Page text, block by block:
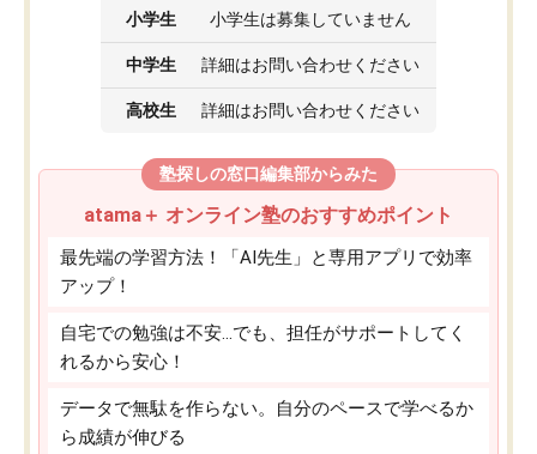
小学生 小学生は募集していません
中学生 詳細はお問い合わせください
高校生 詳細はお問い合わせください
塾探しの窓口編集部からみた
atama＋ オンライン塾のおすすめポイント
最先端の学習方法！「AI先生」と専用アプリで効率
アップ！
自宅での勉強は不安…でも、担任がサポートしてく
れるから安心！
データで無駄を作らない。自分のペースで学べるか
ら成績が伸びる